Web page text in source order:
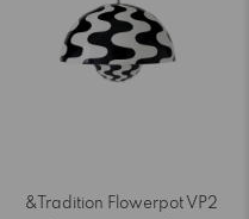
&Tradition Flowerpot VP2